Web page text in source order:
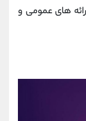
های عمومی و